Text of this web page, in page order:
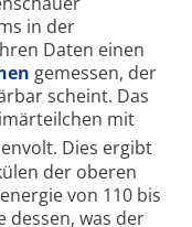
in der
Daten einen
gemessen, der
scheint. Das
mit
Dies ergibt
der oberen
von 110 bis
dessen, was der